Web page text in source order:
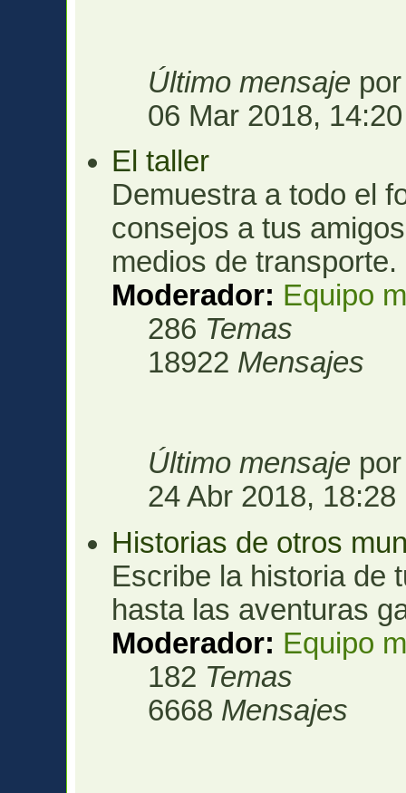
Último mensaje
06 Mar 2018, 14:20
El taller
Demuestra a todo el
consejos a tus
medios de transporte.
Moderador: Equipo
286 Temas
18922 Mensajes
Último mensaje
24 Abr 2018, 18:28
Historias de otros
Escribe la historia de
hasta las aventuras
Moderador: Equipo
182 Temas
6668 Mensajes